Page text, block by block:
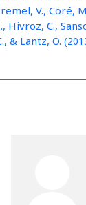
V., Coré,
Hivroz, C.,
& Lantz, O. (